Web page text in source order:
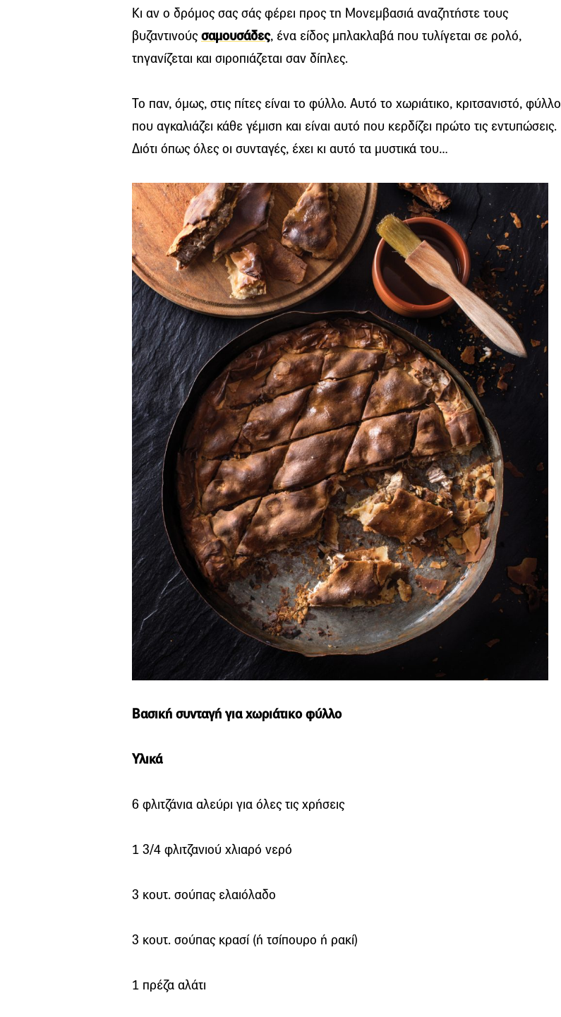
Κι αν ο δρόμος σας σάς φέρει προς τη Μονεμβασιά αναζητήστε τους
βυζαντινούς σαμουσάδες, ένα είδος μπλακλαβά που τυλίγεται σε ρολό,
τηγανίζεται και σιροπιάζεται σαν δίπλες.
Το παν, όμως, στις πίτες είναι το φύλλο. Αυτό το χωριάτικο, κριτσανιστό, φύλλο
που αγκαλιάζει κάθε γέμιση και είναι αυτό που κερδίζει πρώτο τις εντυπώσεις.
Διότι όπως όλες οι συνταγές, έχει κι αυτό τα μυστικά του…
Βασική συνταγή για χωριάτικο φύλλο
Υλικά
6 φλιτζάνια αλεύρι για όλες τις χρήσεις
1 3/4 φλιτζανιού χλιαρό νερό
3 κουτ. σούπας ελαιόλαδο
3 κουτ. σούπας κρασί (ή τσίπουρο ή ρακί)
1 πρέζα αλάτι